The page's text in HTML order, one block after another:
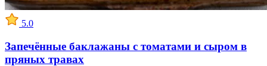
5.0
Запечённые баклажаны с томатами и сыром в
пряных травах